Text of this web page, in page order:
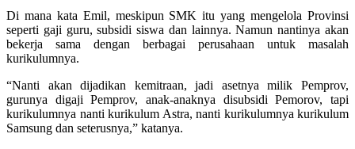
Di mana kata Emil, meskipun SMK itu yang mengelola Provinsi
seperti gaji guru, subsidi siswa dan lainnya. Namun nantinya akan
bekerja sama dengan berbagai perusahaan untuk masalah
kurikulumnya.
“Nanti akan dijadikan kemitraan, jadi asetnya milik Pemprov,
gurunya digaji Pemprov, anak-anaknya disubsidi Pemorov, tapi
kurikulumnya nanti kurikulum Astra, nanti kurikulumnya kurikulum
Samsung dan seterusnya,” katanya.